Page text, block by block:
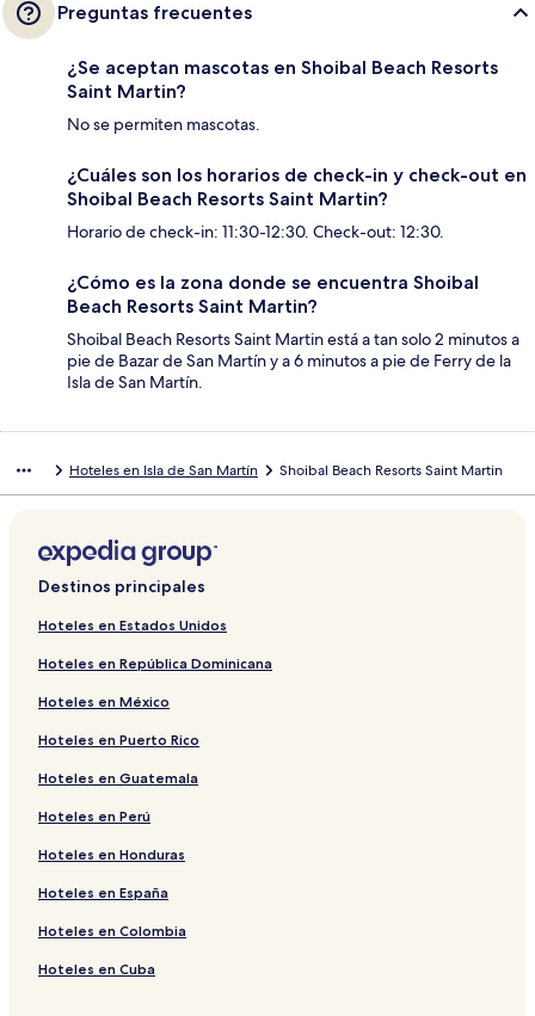
Preguntas frecuentes
¿Se aceptan mascotas en Shoibal Beach Resorts
Saint Martin?
No se permiten mascotas.
¿Cuáles son los horarios de check-in y check-out en
Shoibal Beach Resorts Saint Martin?
Horario de check-in: 11:30-12:30. Check-out: 12:30.
¿Cómo es la zona donde se encuentra Shoibal
Beach Resorts Saint Martin?
Shoibal Beach Resorts Saint Martin está a tan solo 2 minutos a
pie de Bazar de San Martín y a 6 minutos a pie de Ferry de la
Isla de San Martín.
Hoteles en Isla de San Martín Shoibal Beach Resorts Saint Martin
Destinos principales
Hoteles en Estados Unidos
Hoteles en República Dominicana
Hoteles en México
Hoteles en Puerto Rico
Hoteles en Guatemala
Hoteles en Perú
Hoteles en Honduras
Hoteles en España
Hoteles en Colombia
Hoteles en Cuba